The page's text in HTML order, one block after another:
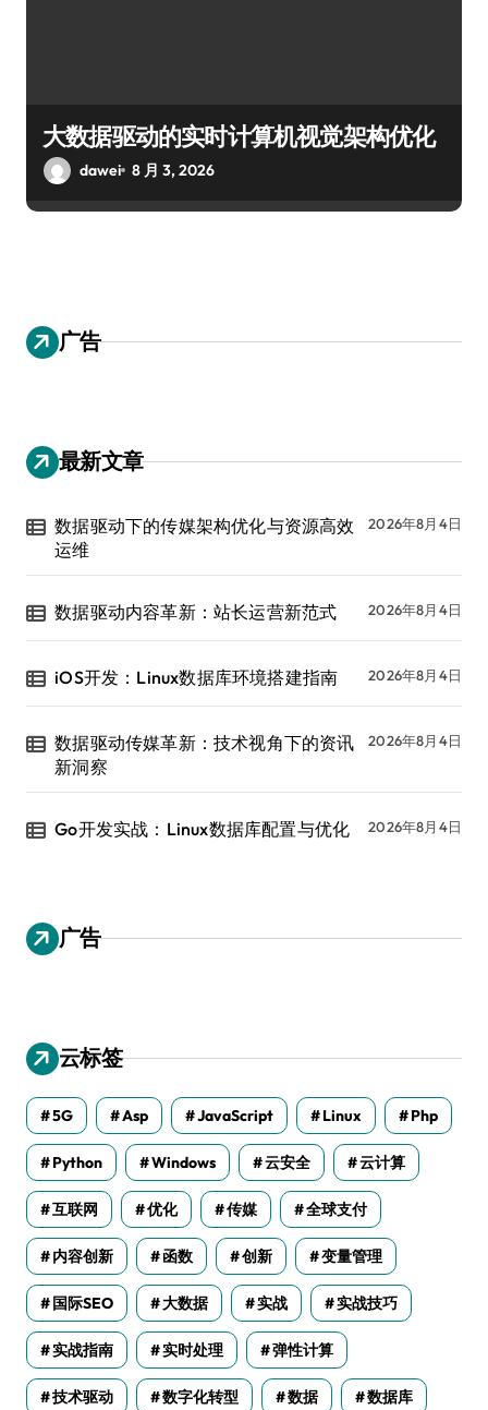
大数据驱动的实时计算机视觉架构优化
dawei 8 月 3, 2026
广告
最新文章
数据驱动下的传媒架构优化与资源高效
运维
2026年8月4日
数据驱动内容革新：站长运营新范式 2026年8月4日
iOS开发：Linux数据库环境搭建指南 2026年8月4日
数据驱动传媒革新：技术视角下的资讯
新洞察
2026年8月4日
Go开发实战：Linux数据库配置与优化 2026年8月4日
广告
云标签
5G Asp JavaScript Linux Php
Python Windows 云安全 云计算
互联网 优化 传媒 全球支付
内容创新 函数 创新 变量管理
国际SEO 大数据 实战 实战技巧
实战指南 实时处理 弹性计算
技术驱动 数字化转型 数据 数据库